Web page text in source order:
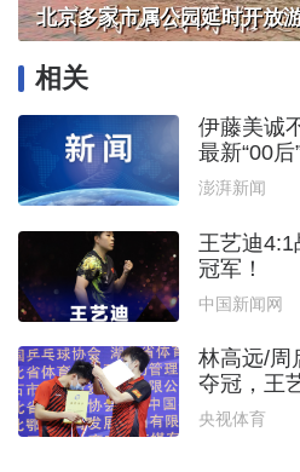
相关
伊藤美诚
最新“00
澎湃新闻
王艺迪
冠军！
中国新闻网
林高远/周
夺冠，王
央视体育